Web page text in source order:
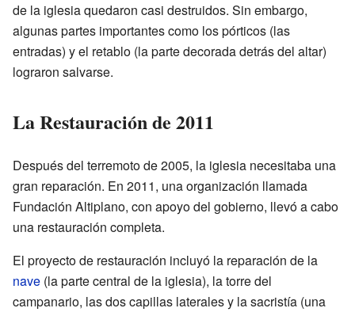
de la iglesia quedaron casi destruidos. Sin embargo,
algunas partes importantes como los pórticos (las
entradas) y el retablo (la parte decorada detrás del altar)
lograron salvarse.
La Restauración de 2011
Después del terremoto de 2005, la iglesia necesitaba una
gran reparación. En 2011, una organización llamada
Fundación Altiplano, con apoyo del gobierno, llevó a cabo
una restauración completa.
El proyecto de restauración incluyó la reparación de la
nave (la parte central de la iglesia), la torre del
campanario, las dos capillas laterales y la sacristía (una